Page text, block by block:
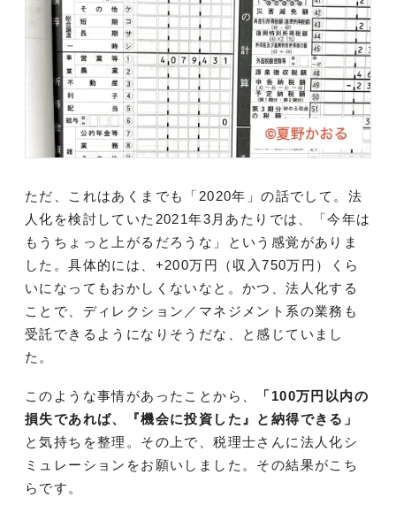
ただ、これはあくまでも「2020年」の話でして。法
人化を検討していた2021年3月あたりでは、「今年は
もうちょっと上がるだろうな」という感覚がありま
した。具体的には、+200万円（収入750万円）くら
いになってもおかしくないなと。かつ、法人化する
ことで、ディレクション／マネジメント系の業務も
受託できるようになりそうだな、と感じていまし
た。
このような事情があったことから、
「100万円以内の
損失であれば、『機会に投資した』と納得できる」
と気持ちを整理。その上で、税理士さんに法人化シ
ミュレーションをお願いしました。その結果がこち
らです。